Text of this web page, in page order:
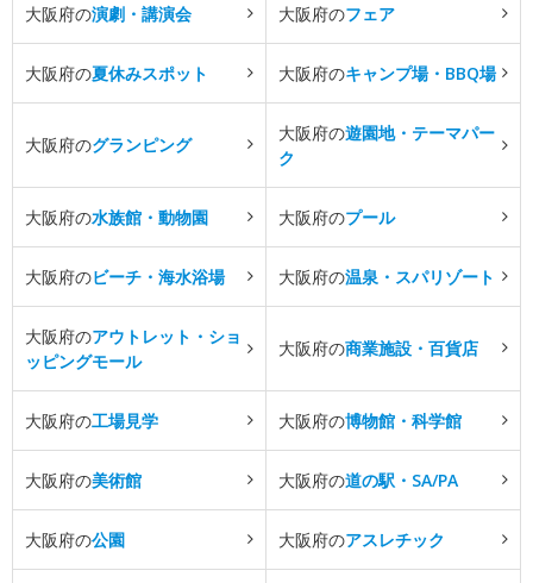
大阪府の演劇・講演会 大阪府のフェア
大阪府の夏休みスポット 大阪府のキャンプ場・BBQ場
大阪府のグランピング
大阪府の遊園地・テーマパー
ク
大阪府の水族館・動物園 大阪府のプール
大阪府のビーチ・海水浴場 大阪府の温泉・スパリゾート
大阪府のアウトレット・ショ
ッピングモール
大阪府の商業施設・百貨店
大阪府の工場見学 大阪府の博物館・科学館
大阪府の美術館 大阪府の道の駅・SA/PA
大阪府の公園 大阪府のアスレチック